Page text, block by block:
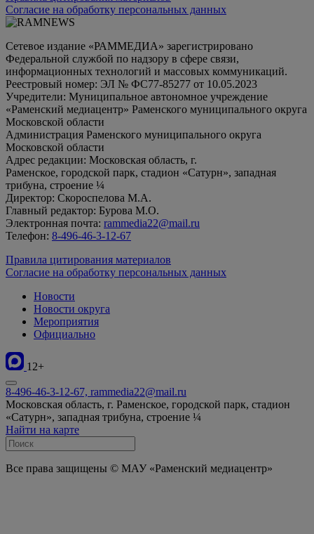
Согласие на обработку персональных данных
Сетевое издание «РАММЕДИА» зарегистрировано
Федеральной службой по надзору в сфере связи,
информационных технологий и массовых коммуникаций.
Реестровый номер: ЭЛ № ФС77-85277 от 10.05.2023
Учредители: Муниципальное автономное учреждение
«Раменский медиацентр» Раменского муниципального округа
Московской области
Администрация Раменского муниципального округа
Московской области
Адрес редакции: Московская область, г.
Раменское, городской парк, стадион «Сатурн», западная
трибуна, строение ¼
Директор: Скороспелова М.А.
Главный редактор: Бурова М.О.
Электронная почта: rammedia22@mail.ru
Телефон: 8-496-46-3-12-67
Правила цитирования материалов
Согласие на обработку персональных данных
Новости
Новости округа
Мероприятия
Официально
12+
8-496-46-3-12-67, rammedia22@mail.ru
Московская область, г. Раменское, городской парк, стадион
«Сатурн», западная трибуна, строение ¼
Найти на карте
Все права защищены © МАУ «Раменский медиацентр»